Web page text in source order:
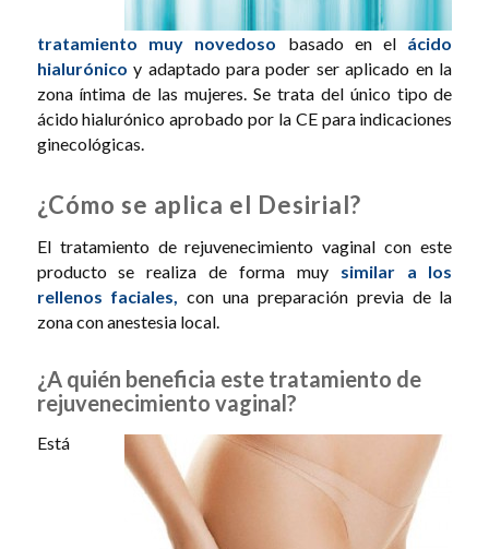
tratamiento muy novedoso basado en el ácido
hialurónico y adaptado para poder ser aplicado en la
zona íntima de las mujeres. Se trata del único tipo de
ácido hialurónico aprobado por la CE para indicaciones
ginecológicas.
¿Cómo se aplica el Desirial?
El tratamiento de rejuvenecimiento vaginal con este
producto se realiza de forma muy similar a los
rellenos faciales, con una preparación previa de la
zona con anestesia local.
¿A quién beneficia este tratamiento de
rejuvenecimiento vaginal?
Está